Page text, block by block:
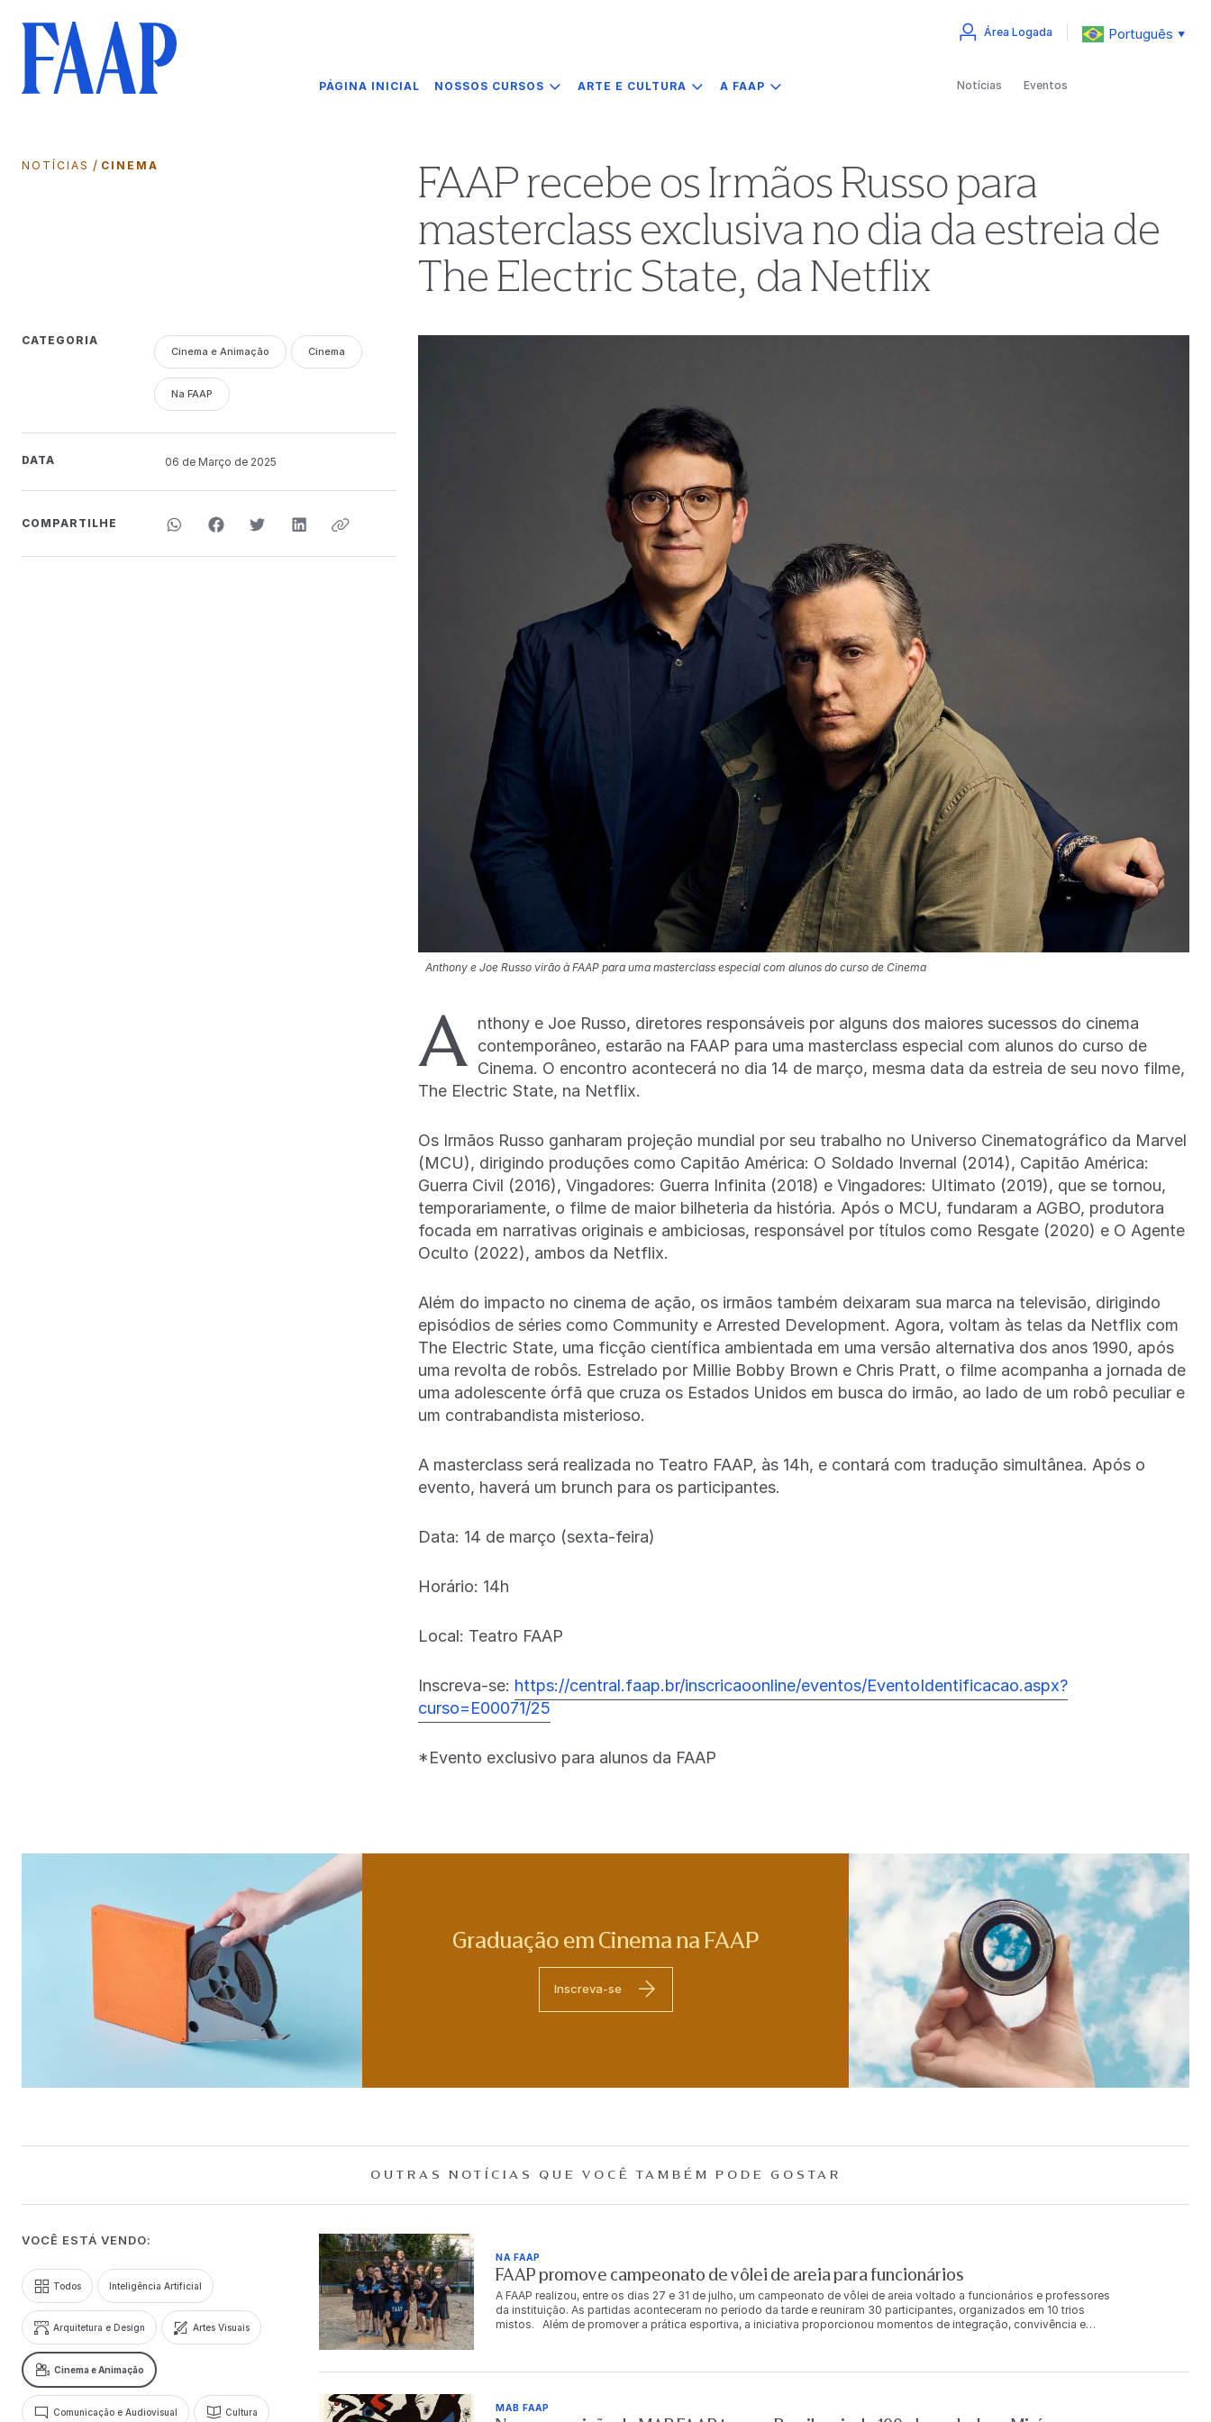
PÁGINA INICIAL NOSSOS CURSOS ARTE E CULTURA A FAAP
Área Logada Português ▼
Notícias Eventos
NOTÍCIAS / CINEMA
FAAP recebe os Irmãos Russo para
masterclass exclusiva no dia da estreia de
The Electric State, da Netflix
CATEGORIA
Cinema e Animação Cinema
Na FAAP
DATA 06 de Março de 2025
COMPARTILHE
Anthony e Joe Russo virão à FAAP para uma masterclass especial com alunos do curso de Cinema
A nthony e Joe Russo, diretores responsáveis por alguns dos maiores sucessos do cinema
contemporâneo, estarão na FAAP para uma masterclass especial com alunos do curso de
Cinema. O encontro acontecerá no dia 14 de março, mesma data da estreia de seu novo filme,
The Electric State, na Netflix.
Os Irmãos Russo ganharam projeção mundial por seu trabalho no Universo Cinematográfico da Marvel
(MCU), dirigindo produções como Capitão América: O Soldado Invernal (2014), Capitão América:
Guerra Civil (2016), Vingadores: Guerra Infinita (2018) e Vingadores: Ultimato (2019), que se tornou,
temporariamente, o filme de maior bilheteria da história. Após o MCU, fundaram a AGBO, produtora
focada em narrativas originais e ambiciosas, responsável por títulos como Resgate (2020) e O Agente
Oculto (2022), ambos da Netflix.
Além do impacto no cinema de ação, os irmãos também deixaram sua marca na televisão, dirigindo
episódios de séries como Community e Arrested Development. Agora, voltam às telas da Netflix com
The Electric State, uma ficção científica ambientada em uma versão alternativa dos anos 1990, após
uma revolta de robôs. Estrelado por Millie Bobby Brown e Chris Pratt, o filme acompanha a jornada de
uma adolescente órfã que cruza os Estados Unidos em busca do irmão, ao lado de um robô peculiar e
um contrabandista misterioso.
A masterclass será realizada no Teatro FAAP, às 14h, e contará com tradução simultânea. Após o
evento, haverá um brunch para os participantes.
Data: 14 de março (sexta-feira)
Horário: 14h
Local: Teatro FAAP
Inscreva-se: https://central.faap.br/inscricaoonline/eventos/EventoIdentificacao.aspx?
curso=E00071/25
*Evento exclusivo para alunos da FAAP
Graduação em Cinema na FAAP
Inscreva-se
OUTRAS NOTÍCIAS QUE VOCÊ TAMBÉM PODE GOSTAR
VOCÊ ESTÁ VENDO:
Todos Inteligência Artificial
Arquitetura e Design Artes Visuais
Cinema e Animação
Comunicação e Audiovisual Cultura
NA FAAP
FAAP promove campeonato de vôlei de areia para funcionários
A FAAP realizou, entre os dias 27 e 31 de julho, um campeonato de vôlei de areia voltado a funcionários e professores
da instituição. As partidas aconteceram no período da tarde e reuniram 30 participantes, organizados em 10 trios
mistos. Além de promover a prática esportiva, a iniciativa proporcionou momentos de integração, convivência e
Fernandes Chave de consolação 1º lugar Bianca Rosetti Fontana Britto Guilherme Muller André Destro 2º lugar
MAB FAAP